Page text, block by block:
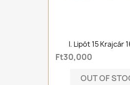
I. Lipót 15 Krajcár
Ft30,000
OUT OF